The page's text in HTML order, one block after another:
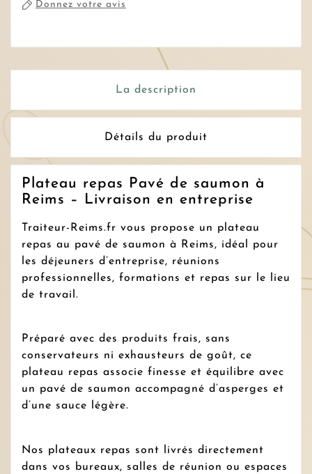
Donnez votre avis
La description
Détails du produit
Plateau repas Pavé de saumon à
Reims – Livraison en entreprise
Traiteur-Reims.fr vous propose un plateau
repas au pavé de saumon à Reims, idéal pour
les déjeuners d’entreprise, réunions
professionnelles, formations et repas sur le lieu
de travail.
Préparé avec des produits frais, sans
conservateurs ni exhausteurs de goût, ce
plateau repas associe finesse et équilibre avec
un pavé de saumon accompagné d’asperges et
d’une sauce légère.
Nos plateaux repas sont livrés directement
dans vos bureaux, salles de réunion ou espaces